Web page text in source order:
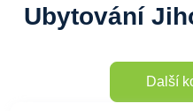
Ubytování
Další